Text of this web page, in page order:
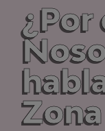
¿Por